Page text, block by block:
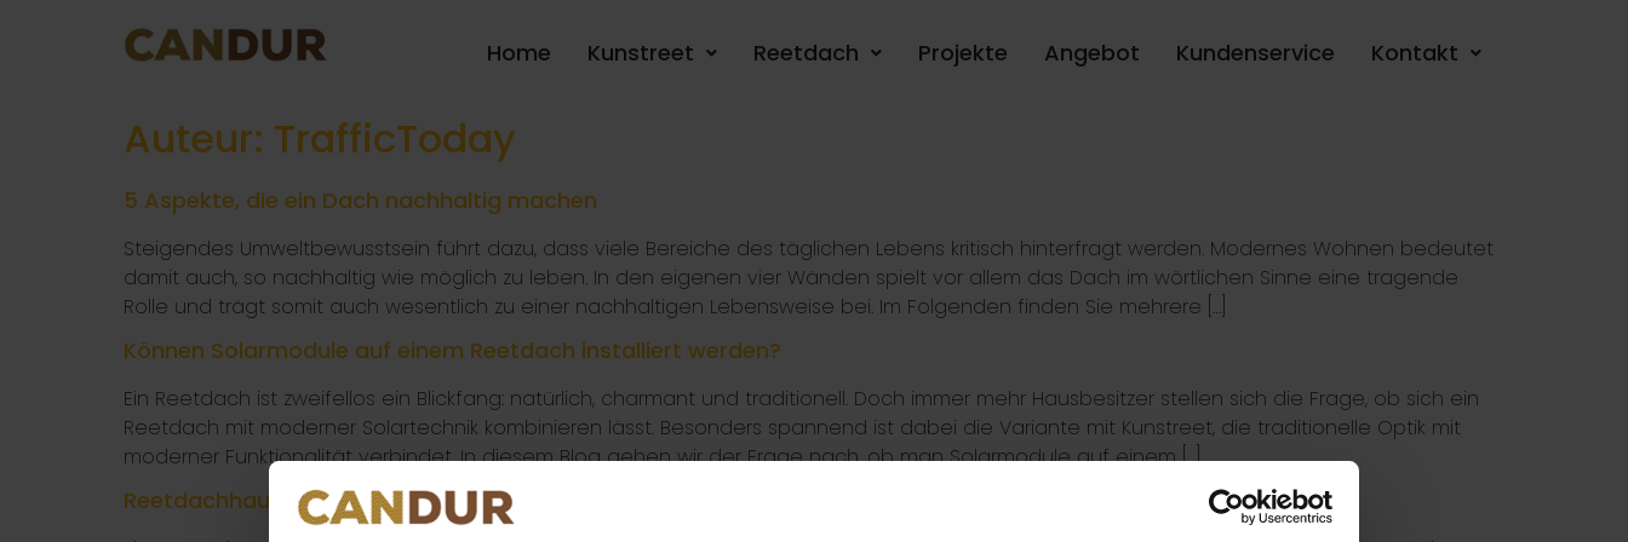
Home Kunstreet Reetdach Projekte Angebot Kundenservice Kontakt
Auteur: TrafficToday
5 Aspekte, die ein Dach nachhaltig machen
Steigendes Umweltbewusstsein führt dazu, dass viele Bereiche des täglichen Lebens kritisch hinterfragt werden. Modernes Wohnen bedeutet
damit auch, so nachhaltig wie möglich zu leben. In den eigenen vier Wänden spielt vor allem das Dach im wörtlichen Sinne eine tragende
Rolle und trägt somit auch wesentlich zu einer nachhaltigen Lebensweise bei. Im Folgenden finden Sie mehrere […]
Können Solarmodule auf einem Reetdach installiert werden?
Ein Reetdach ist zweifellos ein Blickfang: natürlich, charmant und traditionell. Doch immer mehr Hausbesitzer stellen sich die Frage, ob sich ein
Reetdach mit moderner Solartechnik kombinieren lässt. Besonders spannend ist dabei die Variante mit Kunstreet, die traditionelle Optik mit
moderner Funktionalität verbindet. In diesem Blog gehen wir der Frage nach, ob man Solarmodule auf einem […]
Reetdachhaus bauen: worauf Sie bei einem Neubau achten sollten